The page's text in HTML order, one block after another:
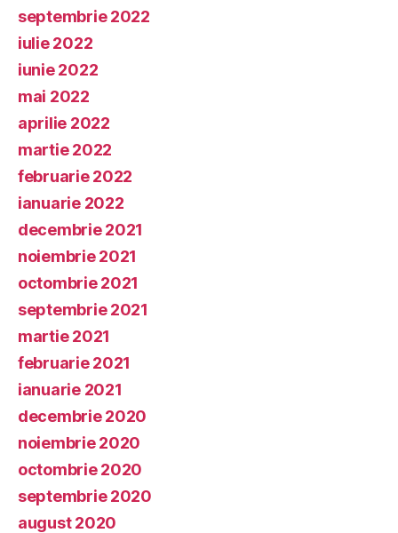
septembrie 2022
iulie 2022
iunie 2022
mai 2022
aprilie 2022
martie 2022
februarie 2022
ianuarie 2022
decembrie 2021
noiembrie 2021
octombrie 2021
septembrie 2021
martie 2021
februarie 2021
ianuarie 2021
decembrie 2020
noiembrie 2020
octombrie 2020
septembrie 2020
august 2020